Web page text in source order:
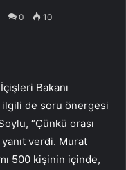
0 10
Bakanı
ilgili de soru önergesi
“Çünkü orası
verdi. Murat
500 kişinin içinde,